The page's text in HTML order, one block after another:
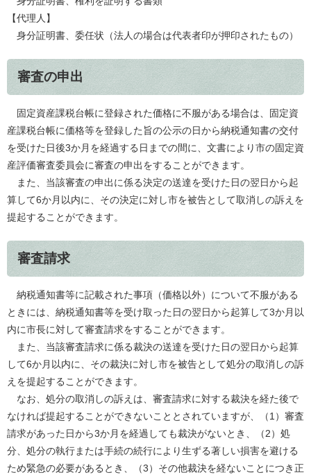
【代理人】
身分証明書、委任状（法人の場合は代表者印が押印されたもの）
審査の申出
固定資産課税台帳に登録された価格に不服がある場合は、固定資
産課税台帳に価格等を登録した旨の公示の日から納税通知書の交付
を受けた日後3か月を経過する日までの間に、文書により市の固定資
産評価審査委員会に審査の申出をすることができます。
また、当該審査の申出に係る決定の送達を受けた日の翌日から起
算して6か月以内に、その決定に対し市を被告として取消しの訴えを
提起することができます。
審査請求
納税通知書等に記載された事項（価格以外）について不服がある
ときには、納税通知書等を受け取った日の翌日から起算して3か月以
内に市長に対して審査請求をすることができます。
また、当該審査請求に係る裁決の送達を受けた日の翌日から起算
して6か月以内に、その裁決に対し市を被告として処分の取消しの訴
えを提起することができます。
なお、処分の取消しの訴えは、審査請求に対する裁決を経た後で
なければ提起することができないこととされていますが、（1）審査
請求があった日から3か月を経過しても裁決がないとき、（2）処
分、処分の執行または手続の続行により生ずる著しい損害を避ける
ため緊急の必要があるとき、（3）その他裁決を経ないことにつき正